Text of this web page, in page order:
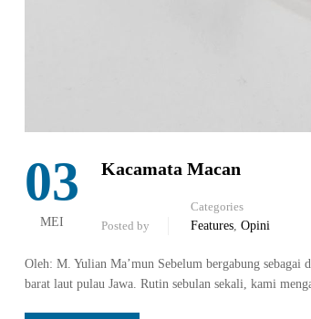
03
MEI
Kacamata Macan
Posted by
Categories
Features Opini
Oleh: M. Yulian Ma’mun Sebelum bergabung sebagai
barat laut pulau Jawa. Rutin sebulan sekali, kami